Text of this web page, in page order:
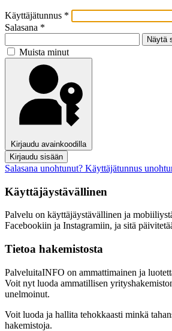
Käyttäjätunnus *
Salasana *
Näytä
Muista minut
Kirjaudu avainkoodilla
Kirjaudu sisään
Salasana unohtunut? Käyttäjätunnus
Käyttäjäystävällinen
Palvelu on käyttäjäystävällinen ja
Facebookiin ja Instagramiin, ja sitä
Tietoa hakemistosta
PalveluitaINFO on ammattimainen ja
Voit nyt luoda ammatillisen
unelmoinut.
Voit luoda ja hallita tehokkaasti minkä
hakemistoja.